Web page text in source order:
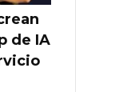
de IA